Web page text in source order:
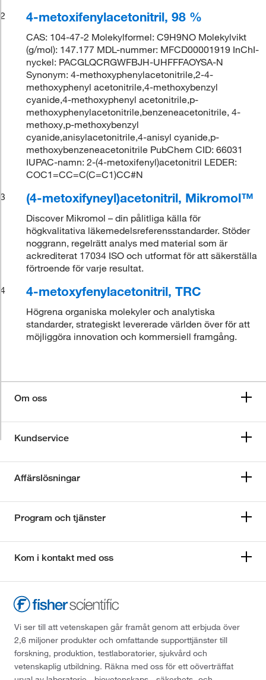
2
4-metoxifenylacetonitril, 98 %
CAS: 104-47-2 Molekylformel: C9H9NO Molekylvikt
(g/mol): 147.177 MDL-nummer: MFCD00001919 InChI-
nyckel: PACGLQCRGWFBJH-UHFFFAOYSA-N
Synonym: 4-methoxyphenylacetonitrile,2-4-
methoxyphenyl acetonitrile,4-methoxybenzyl
cyanide,4-methoxyphenyl acetonitrile,p-
methoxyphenylacetonitrile,benzeneacetonitrile, 4-
methoxy,p-methoxybenzyl
cyanide,anisylacetonitrile,4-anisyl cyanide,p-
methoxybenzeneacetonitrile PubChem CID: 66031
IUPAC-namn: 2-(4-metoxifenyl)acetonitril LEDER:
COC1=CC=C(C=C1)CC#N
3
(4-metoxifyneyl)acetonitril, Mikromol™
Discover Mikromol – din pålitliga källa för
högkvalitativa läkemedelsreferensstandarder. Stöder
noggrann, regelrätt analys med material som är
ackrediterat 17034 ISO och utformat för att säkerställa
förtroende för varje resultat.
4
4-metoxyfenylacetonitril, TRC
Högrena organiska molekyler och analytiska
standarder, strategiskt levererade världen över för att
möjliggöra innovation och kommersiell framgång.
Om oss
Kundservice
Affärslösningar
Program och tjänster
Kom i kontakt med oss
Vi ser till att vetenskapen går framåt genom att erbjuda över
2,6 miljoner produkter och omfattande supporttjänster till
forskning, produktion, testlaboratorier, sjukvård och
vetenskaplig utbildning. Räkna med oss för ett oöverträffat